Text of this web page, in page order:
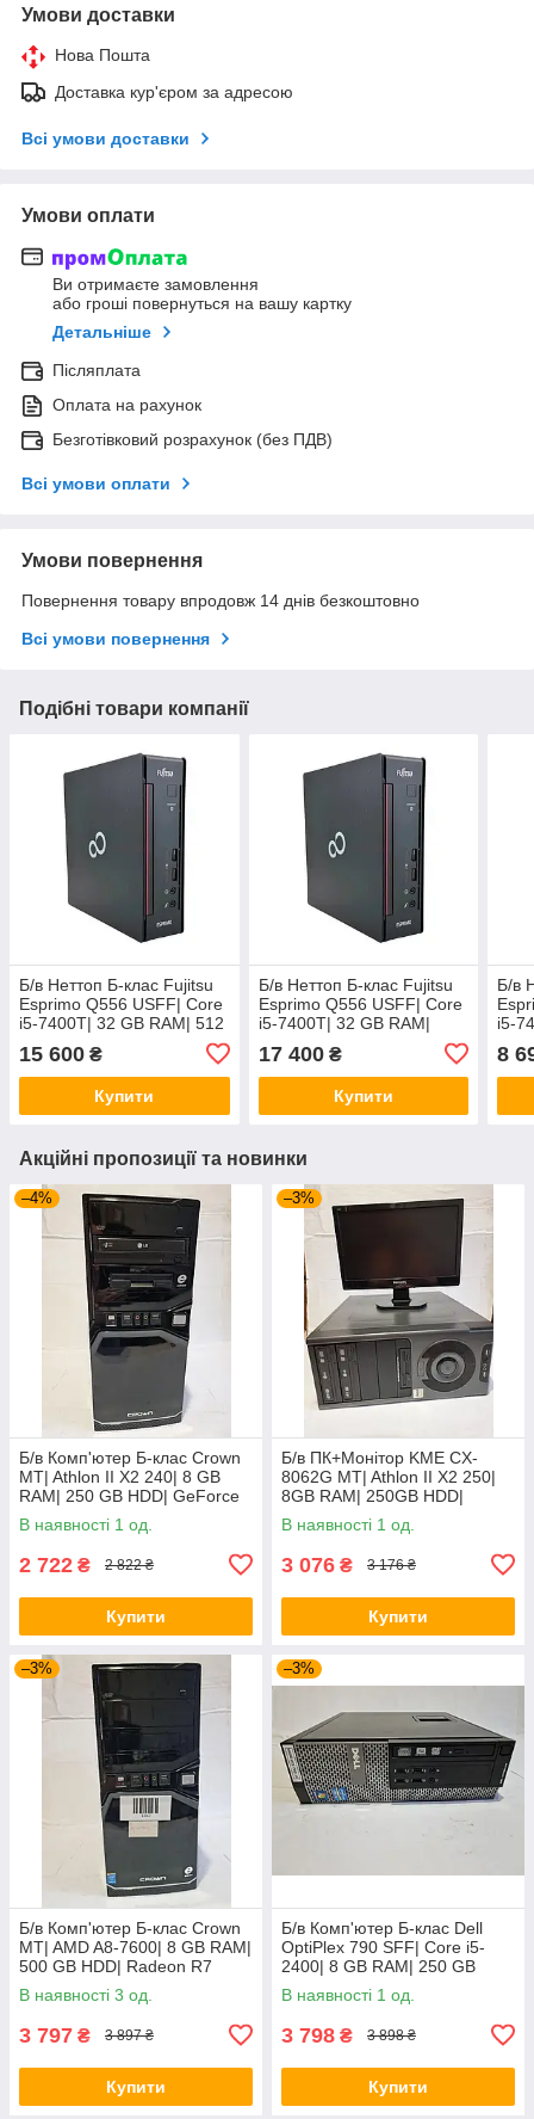
Умови доставки
Нова Пошта
Доставка кур'єром за адресою
Всі умови доставки
Умови оплати
Ви отримаєте замовлення
або гроші повернуться на вашу картку
Детальніше
Післяплата
Оплата на рахунок
Безготівковий розрахунок (без ПДВ)
Всі умови оплати
Умови повернення
Повернення товару впродовж 14 днів безкоштовно
Всі умови повернення
Подібні товари компанії
Б/в Неттоп Б-клас Fujitsu
Esprimo Q556 USFF| Core
i5-7400T| 32 GB RAM| 512
15 600 ₴
Купити
Б/в Неттоп Б-клас Fujitsu
Esprimo Q556 USFF| Core
i5-7400T| 32 GB RAM|
17 400₴
Купити
Б/в
i5-
8
Акційні пропозиції та новинки
–4%
Б/в Комп'ютер Б-клас Crown
MT| Athlon II X2 240| 8 GB
RAM| 250 GB HDD| GeForce
GT 440 1GB
В наявності 1 од.
2 722 ₴ 2 822 ₴
Купити
–3%
Б/в ПК+Монітор KME CX-
8062G MT| Athlon II X2 250|
8GB RAM| 250GB HDD|
7025+Phil 160E| 16" 1366x768
| VGA
В наявності 1 од.
3 076 ₴ 3 176 ₴
Купити
–3%
Б/в Комп'ютер Б-клас Crown
MT| AMD A8-7600| 8 GB RAM|
500 GB HDD| Radeon R7
В наявності 3 од.
3 797 ₴ 3 897 ₴
Купити
–3%
Б/в Комп'ютер Б-клас Dell
OptiPlex 790 SFF| Core i5-
2400| 8 GB RAM| 250 GB
HDD| GeForce GT 610 2GB
В наявності 1 од.
3 798 ₴ 3 898 ₴
Купити